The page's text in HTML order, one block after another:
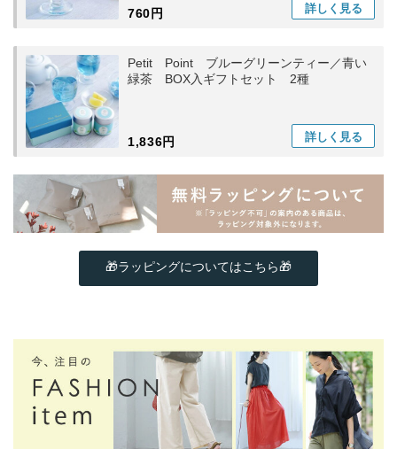
760円 詳しく 見る
Petit Point ブルーグリーンティー／青い
緑茶 BOX入ギフトセット 2種
1,836円 詳しく 見る
🎁ラッピングについてはこちら🎁